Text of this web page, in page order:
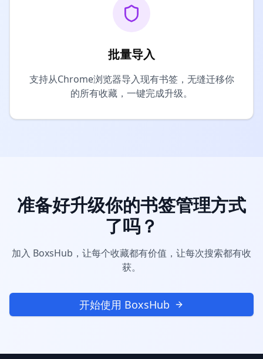
批量导入
支持从Chrome浏览器导入现有书签，无缝迁移你
的所有收藏，一键完成升级。
准备好升级你的书签管理方式
了吗？
加入 BoxsHub，让每个收藏都有价值，让每次搜索都有收
获。
开始使用 BoxsHub